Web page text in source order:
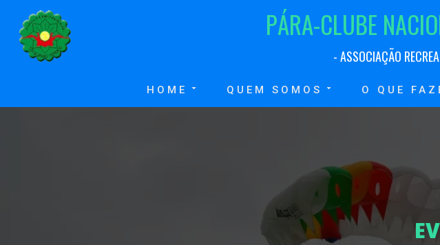
PÁRA-CLUBE NACIO
- ASSOCIAÇÃO RECREA
HOME QUEM SOMOS O QUE
EV